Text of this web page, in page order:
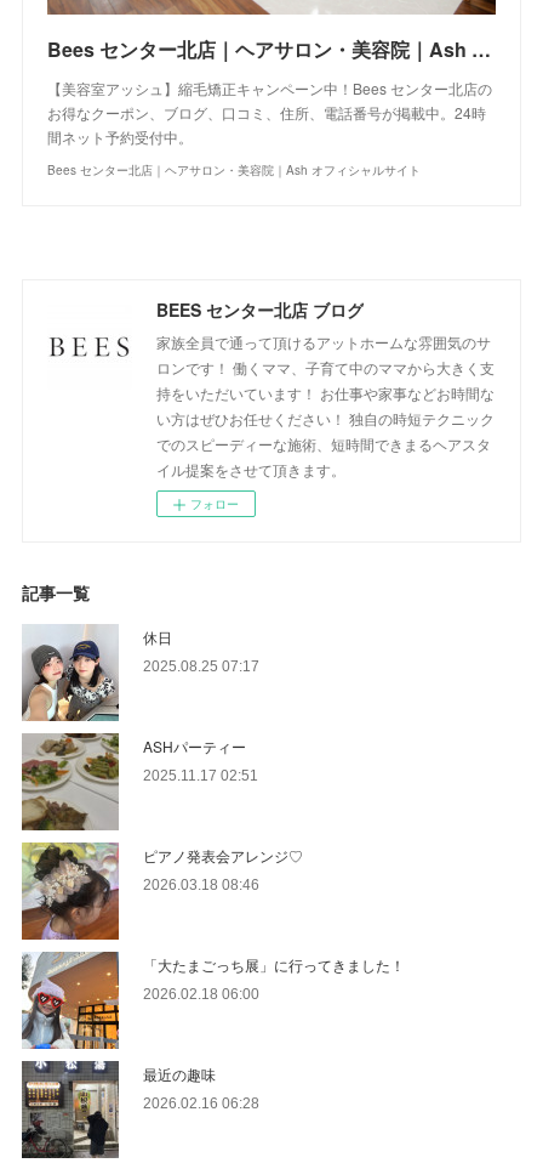
Bees センター北店｜ヘアサロン・美容院｜Ash オフィシャルサイト
【美容室アッシュ】縮毛矯正キャンペーン中！Bees センター北店の
お得なクーポン、ブログ、口コミ、住所、電話番号が掲載中。24時
間ネット予約受付中。
Bees センター北店｜ヘアサロン・美容院｜Ash オフィシャルサイト
BEES センター北店 ブログ
家族全員で通って頂けるアットホームな雰囲気のサ
ロンです！ 働くママ、子育て中のママから大きく支
持をいただいています！ お仕事や家事などお時間な
い方はぜひお任せください！ 独自の時短テクニック
でのスピーディーな施術、短時間できまるヘアスタ
イル提案をさせて頂きます。
フォロー
記事一覧
休日
2025.08.25 07:17
ASHパーティー
2025.11.17 02:51
ピアノ発表会アレンジ♡
2026.03.18 08:46
「大たまごっち展」に行ってきました！
2026.02.18 06:00
最近の趣味
2026.02.16 06:28